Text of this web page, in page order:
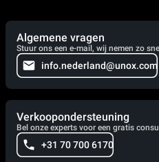
Algemene vragen
Stuur ons een e-mail, wij nemen zo
info.nederland@unox.com
Verkoopondersteuning
Bel onze experts voor een gratis
+31 70 700 6170